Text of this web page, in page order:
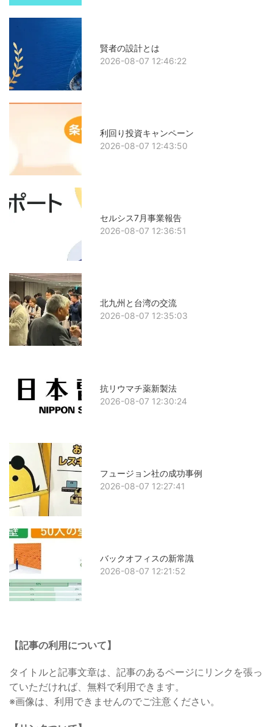
賢者の設計とは
2026-08-07 12:46:22
利回り投資キャンペーン
2026-08-07 12:43:50
セルシス7月事業報告
2026-08-07 12:36:51
北九州と台湾の交流
2026-08-07 12:35:03
抗リウマチ薬新製法
2026-08-07 12:30:24
フュージョン社の成功事例
2026-08-07 12:27:41
バックオフィスの新常識
2026-08-07 12:21:52
【記事の利用について】
タイトルと記事文章は、記事のあるページにリンクを張っ
ていただければ、無料で利用できます。
※画像は、利用できませんのでご注意ください。